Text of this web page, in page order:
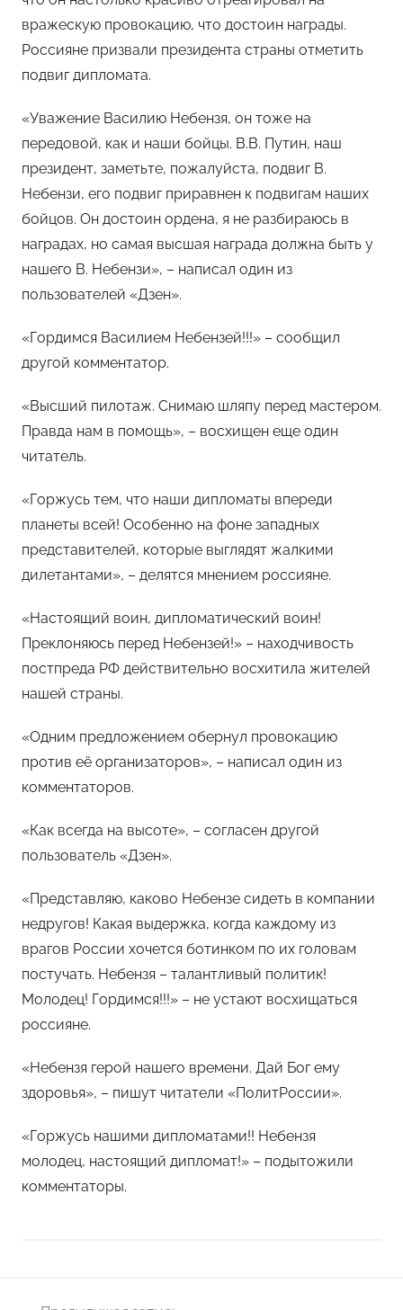
вражескую провокацию, что достоин награды.
Россияне призвали президента страны отметить
подвиг дипломата.
«Уважение Василию Небензя, он тоже на
передовой, как и наши бойцы. В.В. Путин, наш
президент, заметьте, пожалуйста, подвиг В.
Небензи, его подвиг приравнен к подвигам наших
бойцов. Он достоин ордена, я не разбираюсь в
наградах, но самая высшая награда должна быть у
нашего В. Небензи», – написал один из
пользователей «Дзен».
«Гордимся Василием Небензей!!!» – сообщил
другой комментатор.
«Высший пилотаж. Снимаю шляпу перед мастером.
Правда нам в помощь», – восхищен еще один
читатель.
«Горжусь тем, что наши дипломаты впереди
планеты всей! Особенно на фоне западных
представителей, которые выглядят жалкими
дилетантами», – делятся мнением россияне.
«Настоящий воин, дипломатический воин!
Преклоняюсь перед Небензей!» – находчивость
постпреда РФ действительно восхитила жителей
нашей страны.
«Одним предложением обернул провокацию
против её организаторов», – написал один из
комментаторов.
«Как всегда на высоте», – согласен другой
пользователь «Дзен».
«Представляю, каково Небензе сидеть в компании
недругов! Какая выдержка, когда каждому из
врагов России хочется ботинком по их головам
постучать. Небензя – талантливый политик!
Молодец! Гордимся!!!» – не устают восхищаться
россияне.
«Небензя герой нашего времени. Дай Бог ему
здоровья», – пишут читатели «ПолитРоссии».
«Горжусь нашими дипломатами!! Небензя
молодец, настоящий дипломат!» – подытожили
комментаторы.